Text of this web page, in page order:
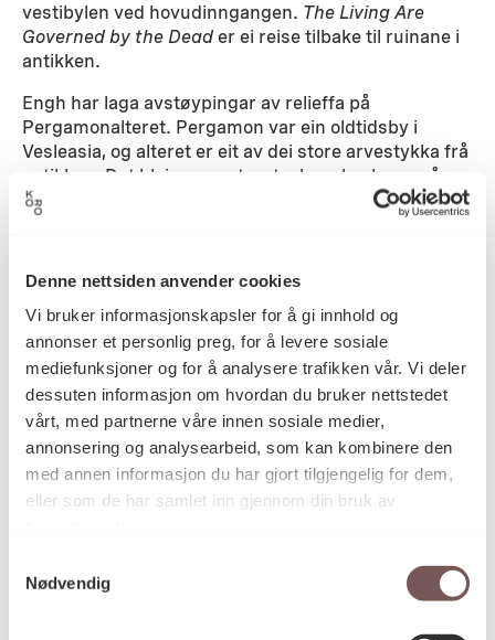
Denne nettsiden anvender cookies
Vi bruker informasjonskapsler for å gi innhold og
annonser et personlig preg, for å levere sosiale
mediefunksjoner og for å analysere trafikken vår. Vi deler
dessuten informasjon om hvordan du bruker nettstedet
vårt, med partnerne våre innen sosiale medier,
annonsering og analysearbeid, som kan kombinere den
med annen informasjon du har gjort tilgjengelig for dem,
eller som de har samlet inn gjennom din bruk av
Nødvendig
vestibylen ved hovudinngangen. The Living Are
Governed by the Dead er ei reise tilbake til ruinane i
antikken.
Engh har laga avstøypingar av relieffa på
Pergamonalteret. Pergamon var ein oldtidsby i
Vesleasia, og alteret er eit av dei store arvestykka frå
antikken. Det blei grave ut av tyske arkeologar på
slutten av 1800-talet og står i dag i Berlin. Frå ei av
frisene som utgjer alteret, har Engh valt ut og
frisa er grovt skadd.
Der han ikkje har hatt tilgang til ornamentikken, har
han tilført ei flate utan innhald.
Detaljer
Datering 2012